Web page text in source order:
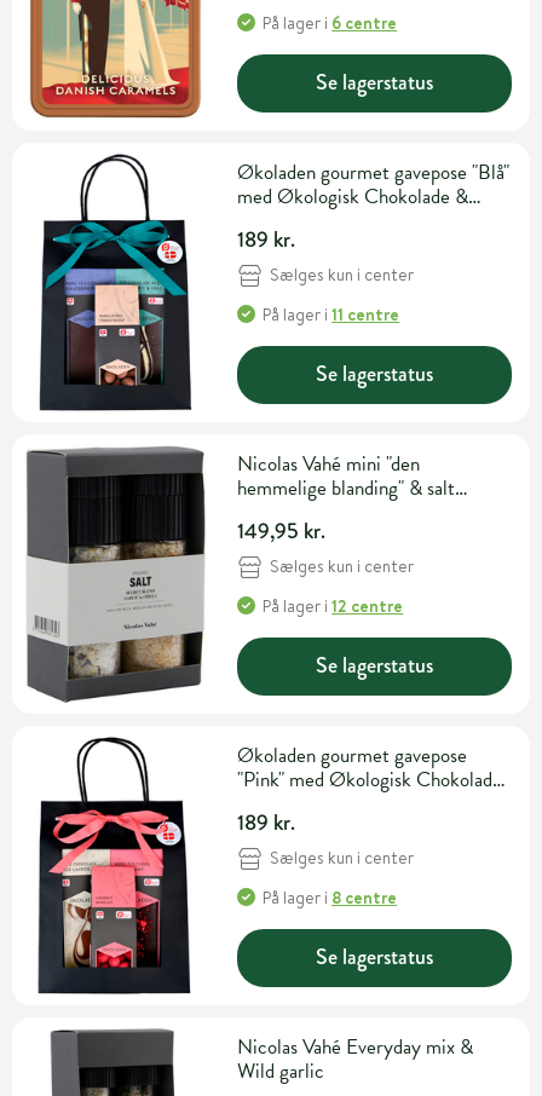
På lager i 6 centre
Se lagerstatus
Økoladen gourmet gavepose "Blå"
med Økologisk Chokolade &
189 kr.
Sælges kun i center
På lager i11 centre
Se lagerstatus
Nicolas Vahé mini "den
hemmelige blanding" & salt
149,95 kr.
Sælges kun i center
På lager i12 centre
Se lagerstatus
Økoladen gourmet gavepose
"Pink" med Økologisk Chokolade
189 kr.
Sælges kun i center
På lager i 8 centre
Se lagerstatus
Nicolas Vahé Everyday mix &
Wild garlic